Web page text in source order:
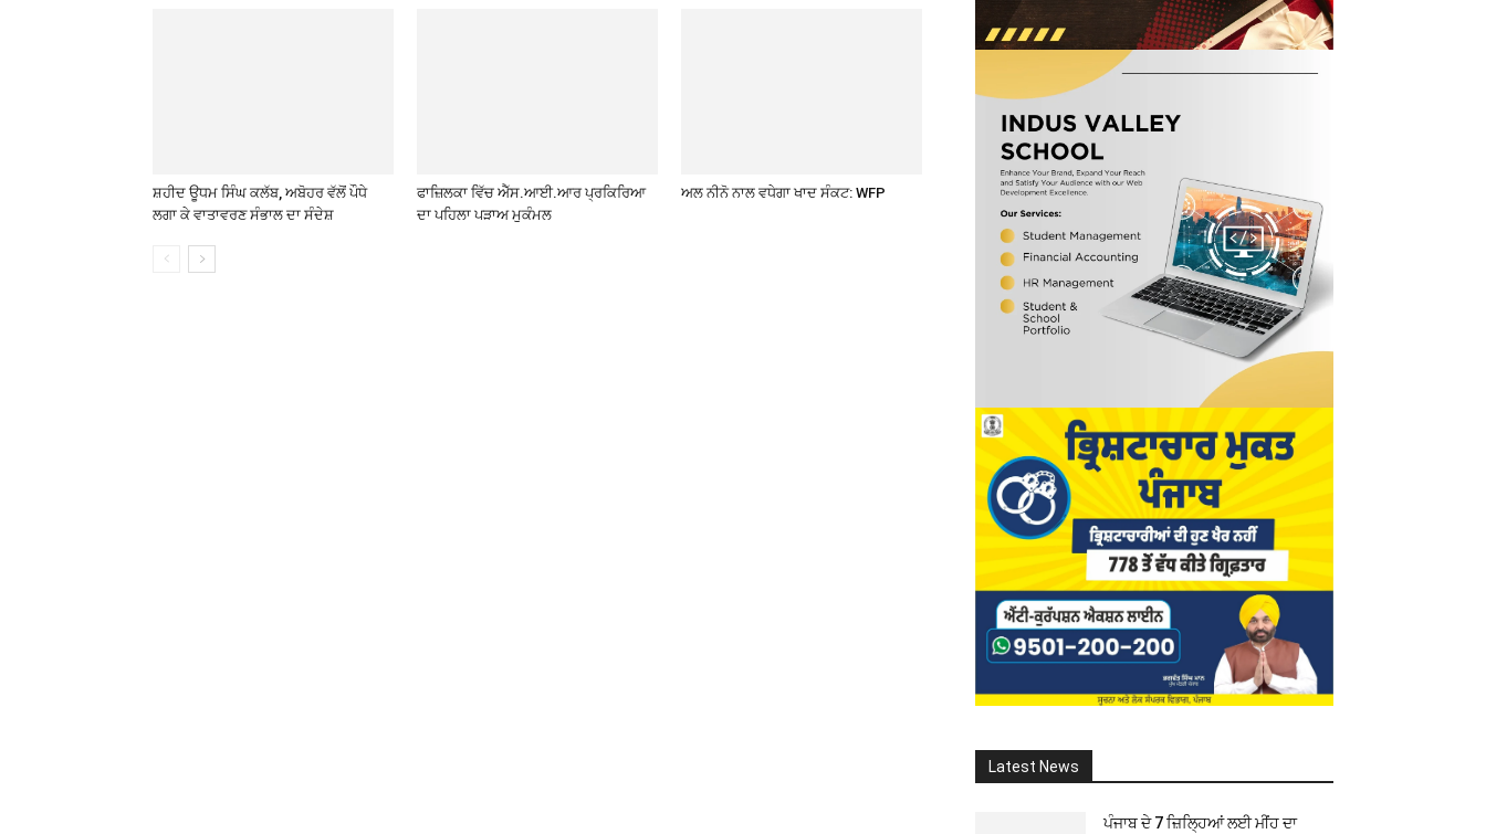
ਸ਼ਹੀਦ ਊਧਮ ਸਿੰਘ ਕਲੱਬ, ਅਬੋਹਰ ਵੱਲੋਂ ਪੌਧੇ
ਲਗਾ ਕੇ ਵਾਤਾਵਰਣ ਸੰਭਾਲ ਦਾ ਸੰਦੇਸ਼
ਫਾਜ਼ਿਲਕਾ ਵਿੱਚ ਐੱਸ.ਆਈ.ਆਰ ਪ੍ਰਕਿਰਿਆ
ਦਾ ਪਹਿਲਾ ਪੜਾਅ ਮੁਕੰਮਲ
ਅਲ ਨੀਨੋ ਨਾਲ ਵਧੇਗਾ ਖਾਦ ਸੰਕਟ: WFP
Latest News
ਪੰਜਾਬ ਦੇ 7 ਜ਼ਿਲ੍ਹਿਆਂ ਲਈ ਮੀਂਹ ਦਾ